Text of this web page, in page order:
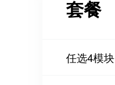
套餐
任选4模块